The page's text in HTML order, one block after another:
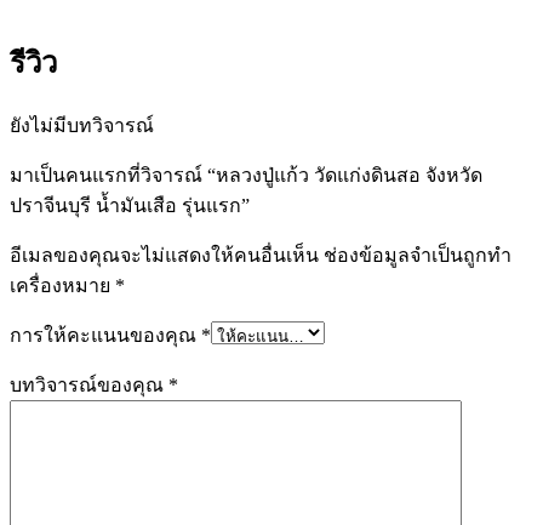
รีวิว
ยังไม่มีบทวิจารณ์
มาเป็นคนแรกที่วิจารณ์ “หลวงปู่แก้ว วัดแก่งดินสอ จังหวัด
ปราจีนบุรี น้ำมันเสือ รุ่นแรก”
อีเมลของคุณจะไม่แสดงให้คนอื่นเห็น ช่องข้อมูลจำเป็นถูกทำ
เครื่องหมาย *
การให้คะแนนของคุณ *
บทวิจารณ์ของคุณ *